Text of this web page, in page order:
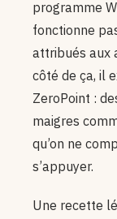
programme
fonctionne
attribués aux
côté de ça, il
ZeroPoint :
maigres
qu’on ne
s’appuyer.
Une recette